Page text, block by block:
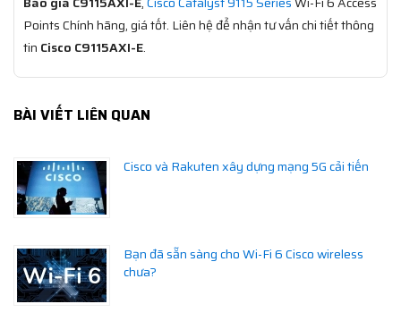
Points Chính hãng, giá tốt. Liên hệ để nhận tư vấn chi tiết thông
tin Cisco C9115AXI-E.
BÀI VIẾT LIÊN QUAN
Cisco và Rakuten xây dựng mạng 5G cải tiến
Bạn đã sẵn sàng cho Wi-Fi 6 Cisco wireless
chưa?